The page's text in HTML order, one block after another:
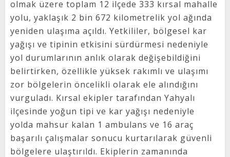
olmak üzere toplam 12 ilçede 333 kırsal mahalle
yolu, yaklaşık 2 bin 672 kilometrelik yol ağında
yeniden ulaşıma açıldı. Yetkililer, bölgesel kar
yağışı ve tipinin etkisini sürdürmesi nedeniyle
yol durumlarının anlık olarak değişebildiğini
belirtirken, özellikle yüksek rakımlı ve ulaşımı
zor bölgelerin öncelikli olarak ele alındığını
vurguladı. Kırsal ekipler tarafından Yahyalı
ilçesinde yoğun tipi ve kar yağışı nedeniyle
yolda mahsur kalan 1 ambulans ve 16 araç
başarılı çalışmalar sonucu kurtarılarak güvenli
bölgelere ulaştırıldı. Ekiplerin zamanında